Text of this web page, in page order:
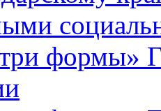
формы»